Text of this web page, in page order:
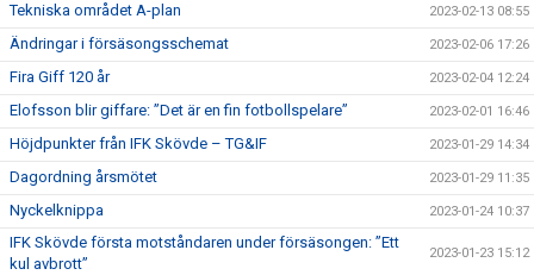
Tekniska området A-plan 2023-02-13 08:55
Ändringar i försäsongsschemat 2023-02-06 17:26
Fira Giff 120 år 2023-02-04 12:24
Elofsson blir giffare: ”Det är en fin fotbollspelare” 2023-02-01 16:46
Höjdpunkter från IFK Skövde – TG&IF 2023-01-29 14:34
Dagordning årsmötet 2023-01-29 11:35
Nyckelknippa 2023-01-24 10:37
IFK Skövde första motståndaren under försäsongen: ”Ett
kul avbrott”
2023-01-23 15:12